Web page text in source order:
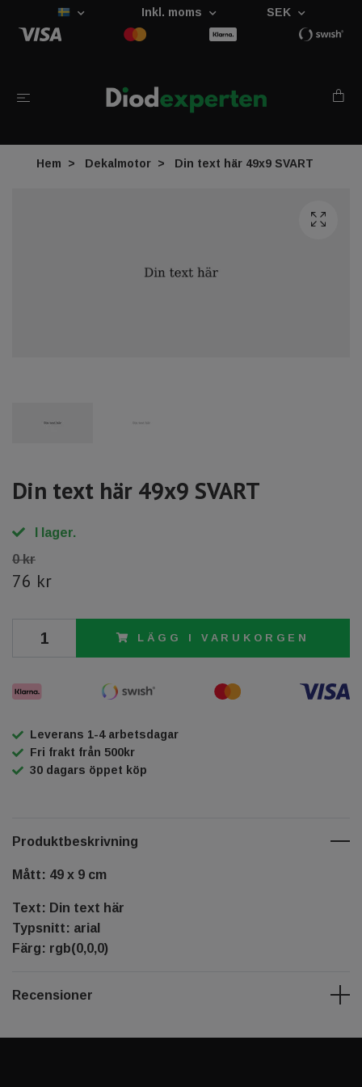
Inkl. moms SEK
Hem Dekalmotor Din text här 49x9 SVART
Din text här 49x9 SVART
I lager.
0 kr
76 kr
LÄGG I VARUKORGEN
Leverans 1-4 arbetsdagar
Fri frakt från 500kr
30 dagars öppet köp
Produktbeskrivning
Mått: 49 x 9 cm
Text: Din text här
Typsnitt: arial
Färg: rgb(0,0,0)
Recensioner